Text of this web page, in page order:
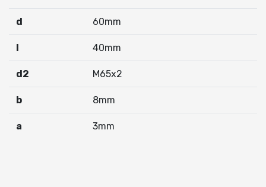
d 60mm
I 40mm
d2 M65x2
b 8mm
a 3mm